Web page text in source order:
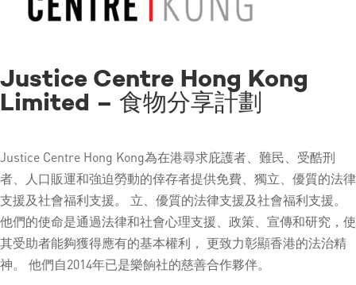
Justice Centre Hong Kong
Limited – 食物分享計劃
Justice Centre Hong Kong為在港尋求庇護者、難民、受酷刑
者、人口販運和強迫勞動的倖存者提供免費、獨立、優質的法律
支援及社會福利支援。 立、優質的法律支援及社會福利支援。
他們的使命是通過法律和社會心理支援、政策、宣傳和研究，使
其受助者能夠獲得應有的基本權利， 更致力彰顯香港的法治精
神。 他們自2014年已是樂餉社的慈善合作夥伴。